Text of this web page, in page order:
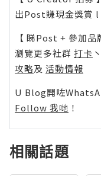
出Post賺現金獎賞 l
【 睇Post + 參加品
瀏覽更多社群 打卡 丶
攻略及 活動情報
U Blog開咗
Follow 我哋 ！
相關話題